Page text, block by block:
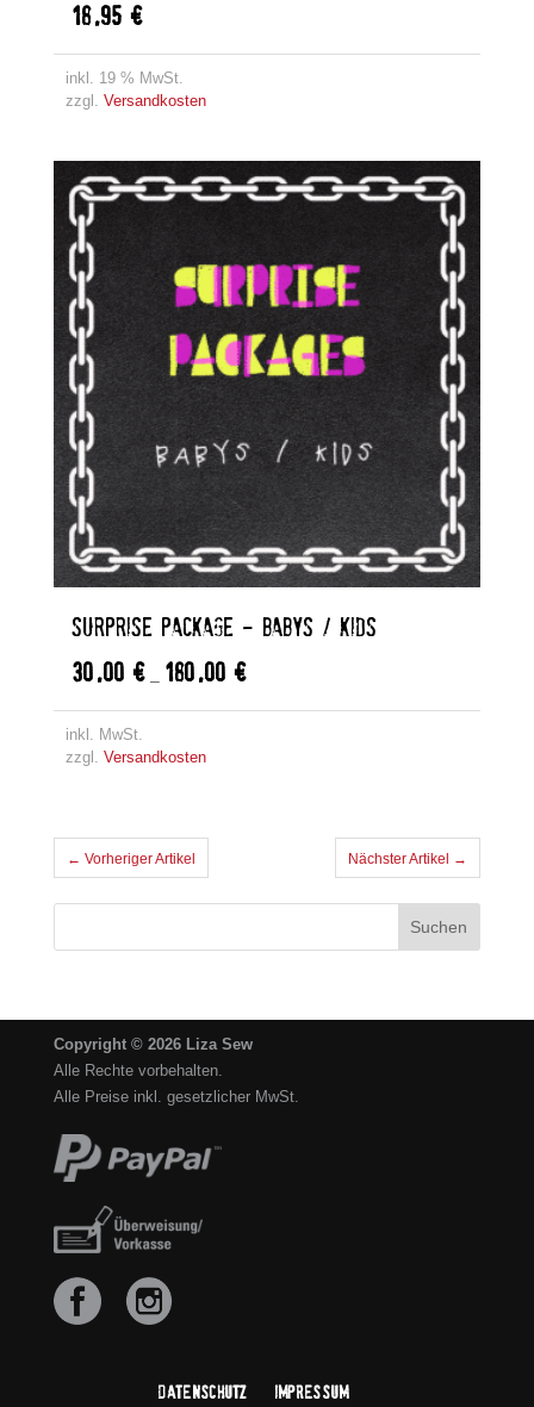
18,95 €
inkl. 19 % MwSt.
zzgl. Versandkosten
SURPRISE PACKAGE – BABYS / KIDS
30,00 €– 180,00 €
inkl. MwSt.
zzgl. Versandkosten
← Vorheriger Artikel Nächster Artikel →
Copyright © 2026 Liza Sew
Alle Rechte vorbehalten.
Alle Preise inkl. gesetzlicher MwSt.
Datenschutz Impressum